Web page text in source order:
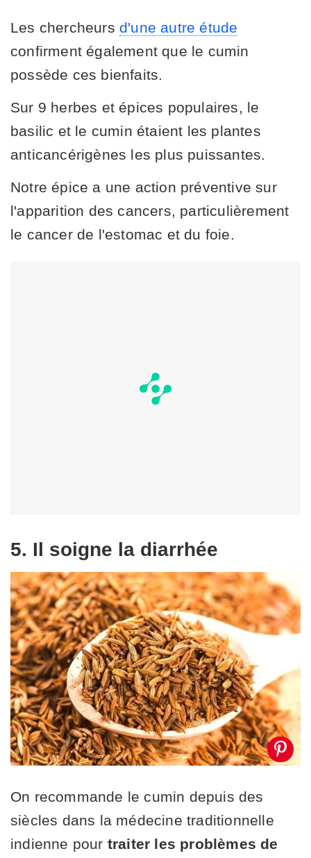
Les chercheurs d'une autre étude
confirment également que le cumin
possède ces bienfaits.
Sur 9 herbes et épices populaires, le
basilic et le cumin étaient les plantes
anticancérigènes les plus puissantes.
Notre épice a une action préventive sur
l'apparition des cancers, particulièrement
le cancer de l'estomac et du foie.
5. Il soigne la diarrhée
On recommande le cumin depuis des
siècles dans la médecine traditionnelle
indienne pour traiter les problèmes de